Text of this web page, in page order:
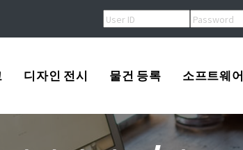
디자인 전시 물건 등록
USA
소프트웨어